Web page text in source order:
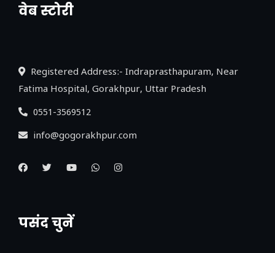
वेब स्टोरी
नया एक्सप्रेसवे: पूर्वांचल का लक, डेवलपमेंट का
Registered Address:- Indraprasthapuram, Near
Fatima Hospital, Gorakhpur, Uttar Pradesh
0551-3569512
info@gogorakhpur.com
पसंद चुनें